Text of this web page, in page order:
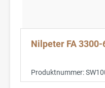
Nilpeter FA 3300-
Produktnummer: